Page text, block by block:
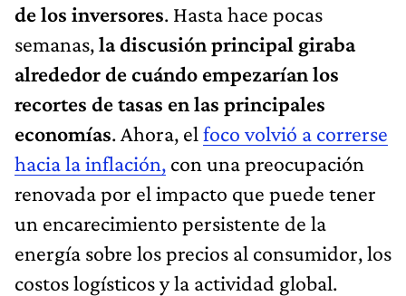
de los inversores. Hasta hace pocas
semanas,la discusión principal giraba
alrededor de cuándo empezarían los
recortes de tasas en las principales
economías. Ahora, el foco volvió a correrse
hacia la inflación, con una preocupación
renovada por el impacto que puede tener
un encarecimiento persistente de la
energía sobre los precios al consumidor, los
costos logísticos y la actividad global.